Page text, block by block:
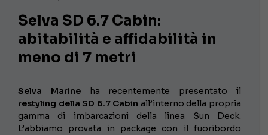
Selva SD 6.7 Cabin:
abitabilità e affidabilità in
meno di 7 metri
Selva Marineha recentemente presentato il
restyling della SD 6.7 Cabin all’interno della propria
gamma di imbarcazioni della linea Sun Deck.
L’abbiamo provata in package con il fuoribordo